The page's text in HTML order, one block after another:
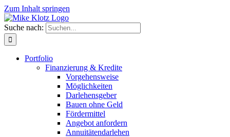
Zum Inhalt springen
Suche nach:
Portfolio
Finanzierung & Kredite
Vorgehensweise
Möglichkeiten
Darlehensgeber
Bauen ohne Geld
Fördermittel
Angebot anfordern
Annuitätendarlehen